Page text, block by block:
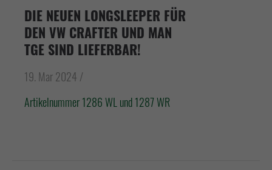
DIE NEUEN LONGSLEEPER FÜR
DEN VW CRAFTER UND MAN
TGE SIND LIEFERBAR!
19. Mar 2024 /
Artikelnummer 1286 WL und 1287 WR